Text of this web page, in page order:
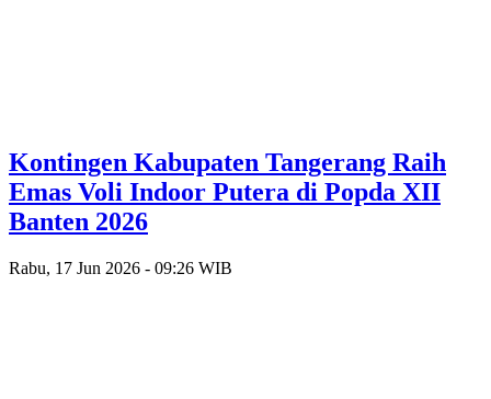
Kontingen Kabupaten Tangerang Raih
Emas Voli Indoor Putera di Popda XII
Banten 2026
Rabu, 17 Jun 2026 - 09:26 WIB